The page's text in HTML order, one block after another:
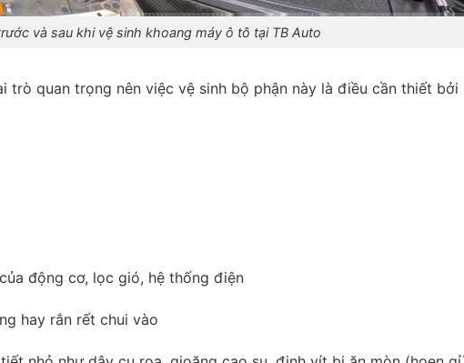
và sau khi vệ sinh khoang máy ô tô tại TB Auto
trò quan trọng nên việc vệ sinh bộ phận này là điều cần thiết bởi
động cơ, lọc gió, hệ thống điện
hay rắn rết chui vào